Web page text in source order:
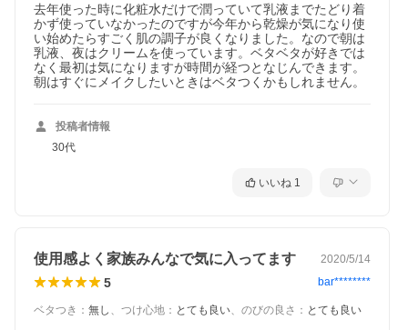
去年使った時に化粧水だけで潤っていて乳液までたどり着
かず使っていなかったのですが今年から乾燥が気になり使
い始めたらすごく肌の調子が良くなりました。なので朝は
乳液、夜はクリームを使っています。ベタベタが好きでは
なく最初は気になりますが時間が経つとなじんできます。
朝はすぐにメイクしたいときはベタつくかもしれません。
投稿者情報
30代
いいね 1
使用感よく家族みんなで気に入ってます 2020/5/14
5 bar********
ベタつき ： 無し 、 つけ心地 ： とても良い、 のびの良さ ： とても良い